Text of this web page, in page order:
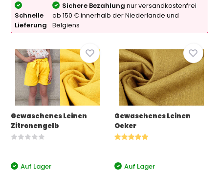
Schnelle
Lieferung
Sichere Bezahlung nur versandkostenfrei
ab 150 € innerhalb der Niederlande und
Belgiens
Gewaschenes Leinen
Zitronengelb
Auf Lager
Gewaschenes Leinen
Ocker
Auf Lager